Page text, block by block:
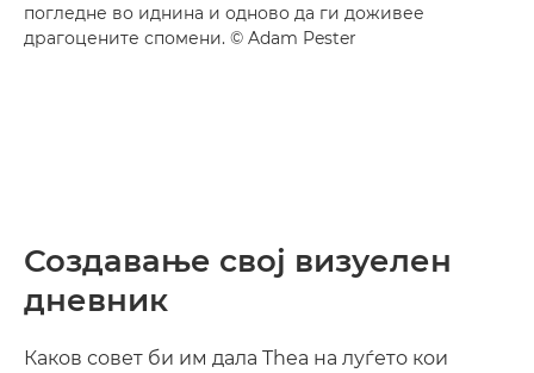
погледне во иднина и одново да ги доживее
драгоцените спомени. © Adam Pester
Создавање свој визуелен
дневник
Каков совет би им дала Thea на луѓето кои